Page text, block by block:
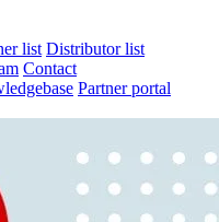
list Distributor list
Contact
Partner portal